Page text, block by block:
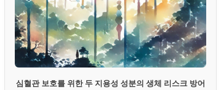
심혈관 보호를 위한 두 지용성 성분의 생체 리스크 방어